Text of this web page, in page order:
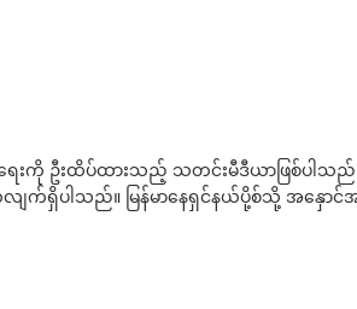
းကို ဦးထိပ်ထားသည့် သတင်းမီဒီယာဖြစ်ပါသည်။
လျက်ရှိပါသည်။ မြန်မာနေရှင်နယ်ပို့စ်သို့ အနှော